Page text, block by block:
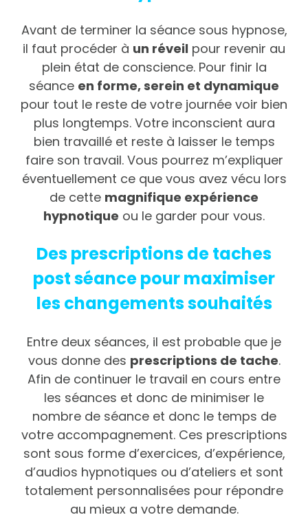
Avant de terminer la séance sous hypnose,
il faut procéder à un réveil pour revenir au
plein état de conscience. Pour finir la
séance en forme, serein et dynamique
pour tout le reste de votre journée voir bien
plus longtemps. Votre inconscient aura
bien travaillé et reste à laisser le temps
faire son travail. Vous pourrez m’expliquer
éventuellement ce que vous avez vécu lors
de cette magnifique expérience
hypnotique ou le garder pour vous.
Des prescriptions de taches
post séance pour maximiser
les changements souhaités
Entre deux séances, il est probable que je
vous donne des prescriptions de tache.
Afin de continuer le travail en cours entre
les séances et donc de minimiser le
nombre de séance et donc le temps de
votre accompagnement. Ces prescriptions
sont sous forme d’exercices, d’expérience,
d’audios hypnotiques ou d’ateliers et sont
totalement personnalisées pour répondre
au mieux a votre demande.